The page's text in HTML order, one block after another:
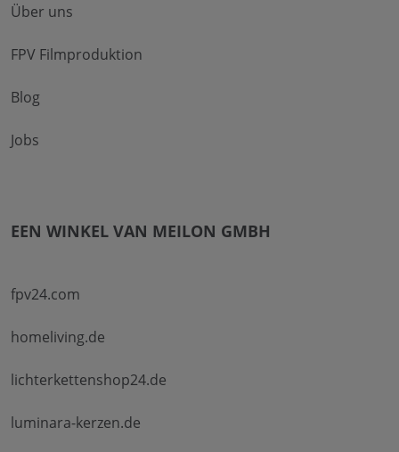
Über uns
FPV Filmproduktion
Blog
Jobs
EEN WINKEL VAN MEILON GMBH
fpv24.com
homeliving.de
lichterkettenshop24.de
luminara-kerzen.de